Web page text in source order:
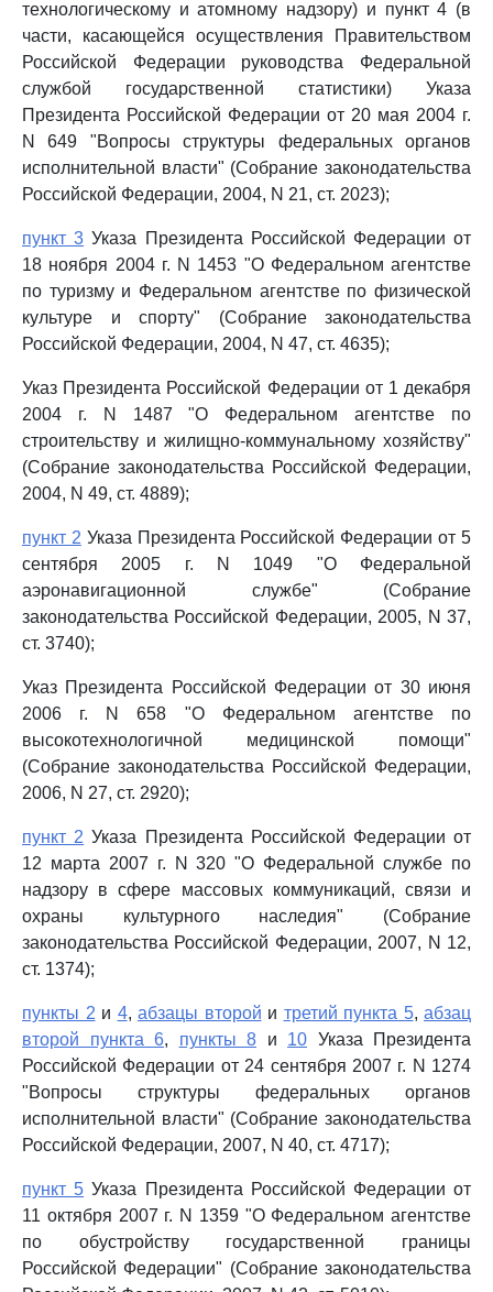
технологическому и атомному надзору) и пункт 4 (в
части, касающейся осуществления Правительством
Российской Федерации руководства Федеральной
службой государственной статистики) Указа
Президента Российской Федерации от 20 мая 2004 г.
N 649 "Вопросы структуры федеральных органов
исполнительной власти" (Собрание законодательства
Российской Федерации, 2004, N 21, ст. 2023);
пункт 3 Указа Президента Российской Федерации от
18 ноября 2004 г. N 1453 "О Федеральном агентстве
по туризму и Федеральном агентстве по физической
культуре и спорту" (Собрание законодательства
Российской Федерации, 2004, N 47, ст. 4635);
Указ Президента Российской Федерации от 1 декабря
2004 г. N 1487 "О Федеральном агентстве по
строительству и жилищно-коммунальному хозяйству"
(Собрание законодательства Российской Федерации,
2004, N 49, ст. 4889);
пункт 2 Указа Президента Российской Федерации от 5
сентября 2005 г. N 1049 "О Федеральной
аэронавигационной службе" (Собрание
законодательства Российской Федерации, 2005, N 37,
ст. 3740);
Указ Президента Российской Федерации от 30 июня
2006 г. N 658 "О Федеральном агентстве по
высокотехнологичной медицинской помощи"
(Собрание законодательства Российской Федерации,
2006, N 27, ст. 2920);
пункт 2 Указа Президента Российской Федерации от
12 марта 2007 г. N 320 "О Федеральной службе по
надзору в сфере массовых коммуникаций, связи и
охраны культурного наследия" (Собрание
законодательства Российской Федерации, 2007, N 12,
ст. 1374);
пункты 2 и 4, абзацы второй и третий пункта 5, абзац
второй пункта 6, пункты 8 и 10 Указа Президента
Российской Федерации от 24 сентября 2007 г. N 1274
"Вопросы структуры федеральных органов
исполнительной власти" (Собрание законодательства
Российской Федерации, 2007, N 40, ст. 4717);
пункт 5 Указа Президента Российской Федерации от
11 октября 2007 г. N 1359 "О Федеральном агентстве
по обустройству государственной границы
Российской Федерации" (Собрание законодательства